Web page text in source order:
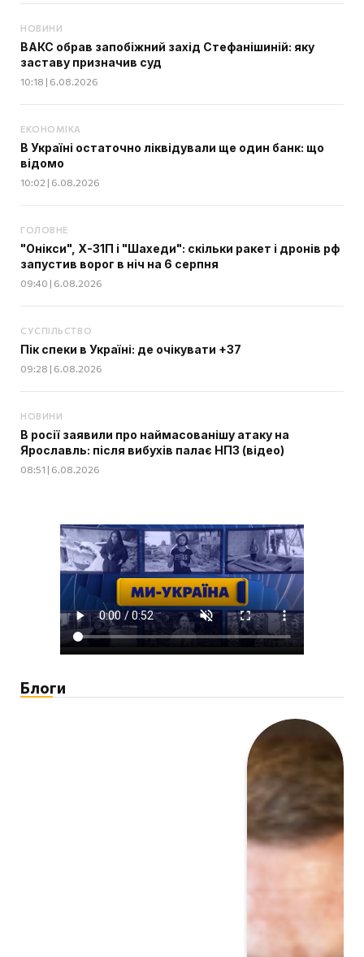
НОВИНИ
ВАКС обрав запобіжний захід Стефанішиній: яку
заставу призначив суд
10:18 | 6.08.2026
ЕКОНОМІКА
В Україні остаточно ліквідували ще один банк: що
відомо
10:02 | 6.08.2026
ГОЛОВНЕ
"Онікси", Х-31П і "Шахеди": скільки ракет і дронів рф
запустив ворог в ніч на 6 серпня
09:40 | 6.08.2026
СУСПІЛЬСТВО
Пік спеки в Україні: де очікувати +37
09:28 | 6.08.2026
НОВИНИ
В росії заявили про наймасованішу атаку на
Ярославль: після вибухів палає НПЗ (відео)
08:51 | 6.08.2026
Блоги